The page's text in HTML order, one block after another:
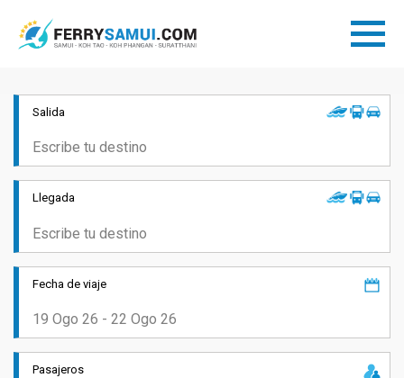
Salida
Llegada
Fecha de viaje
Pasajeros